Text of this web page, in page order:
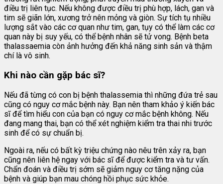
điều trị liên tục. Nếu không được điều trị phù hợp, lách, gan và
tim sẽ giãn lớn, xương trở nên mỏng và giòn. Sự tích tụ nhiều
lượng sắt vào các cơ quan như tim, gan, tụy có thể làm các cơ
quan này bị suy yếu, có thể bệnh nhân sẽ tử vong. Bệnh beta
thalassaemia còn ảnh hưởng đến khả năng sinh sản và thậm
chí là vô sinh.
Khi nào cần gặp bác sĩ?
Nếu đã từng có con bị bệnh thalassemia thì những đứa trẻ sau
cũng có nguy cơ mắc bệnh này. Bạn nên tham khảo ý kiến bác
sĩ để tìm hiểu con của bạn có nguy cơ mắc bệnh không. Nếu
đang mang thai, bạn có thể xét nghiệm kiểm tra thai nhi trước
sinh để có sự chuẩn bị.
Ngoài ra, nếu có bất kỳ triệu chứng nào nêu trên xảy ra, bạn
cũng nên liên hệ ngay với bác sĩ để được kiểm tra và tư vấn.
Chẩn đoán và điều trị sớm sẽ giảm nguy cơ tăng nặng của
bệnh và giúp bạn mau chóng hồi phục sức khỏe.